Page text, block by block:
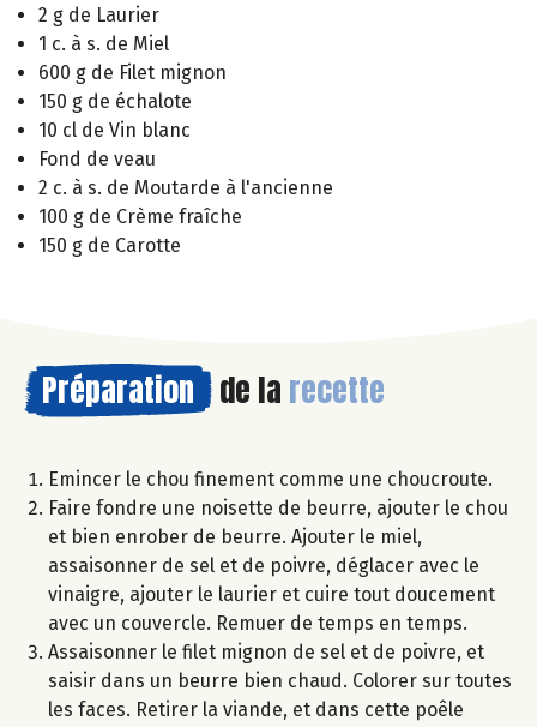
2 g de Laurier
1 c. à s. de Miel
600 g de Filet mignon
150 g de échalote
10 cl de Vin blanc
Fond de veau
2 c. à s. de Moutarde à l'ancienne
100 g de Crème fraîche
150 g de Carotte
Préparation de la recette
Emincer le chou finement comme une choucroute.
Faire fondre une noisette de beurre, ajouter le chou
et bien enrober de beurre. Ajouter le miel,
assaisonner de sel et de poivre, déglacer avec le
vinaigre, ajouter le laurier et cuire tout doucement
avec un couvercle. Remuer de temps en temps.
Assaisonner le filet mignon de sel et de poivre, et
saisir dans un beurre bien chaud. Colorer sur toutes
les faces. Retirer la viande, et dans cette poêle